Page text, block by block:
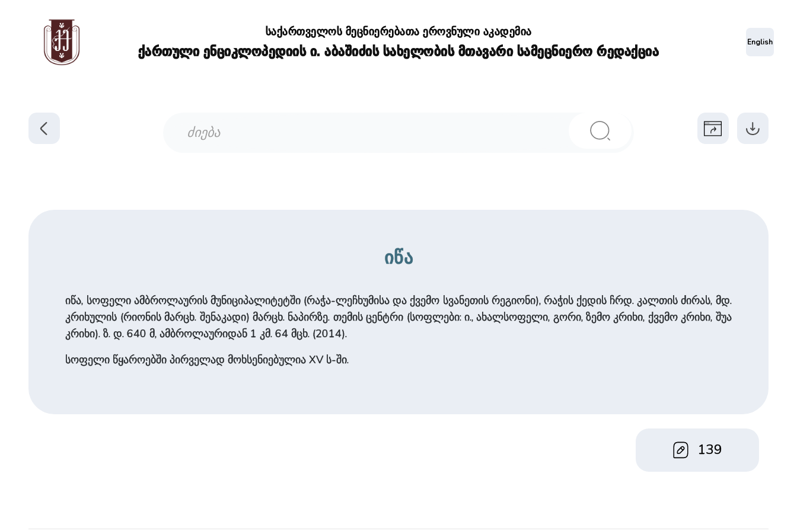
საქართველოს მეცნიერებათა ეროვნული აკადემია
ქართული ენციკლოპედიის ი. აბაშიძის სახელობის მთავარი სამეცნიერო რედაქცია
English
იწა
იწა, სოფელი ამბროლაურის მუნიციპალიტეტში (რაჭა-ლეჩხუმისა და ქვემო სვანეთის რეგიონი), რაჭის ქედის ჩრდ. კალთის ძირას, მდ.
კრიხულის (რიონის ­მარცხ. შენაკადი) ­მარცხ. ნაპირზე. თემის ცენტრი (სოფლები: ი., ახალ­სოფე­ლი, გორი, ზემო კრიხი, ქვემო კრიხი, შუა
კრიხი). ზ. დ. 640 მ, ამბროლაურიდან 1 კმ. 64 მცხ. (2014).
სოფელი წყაროებში პირველად მოხსენიებულია XV ს-ში.
139